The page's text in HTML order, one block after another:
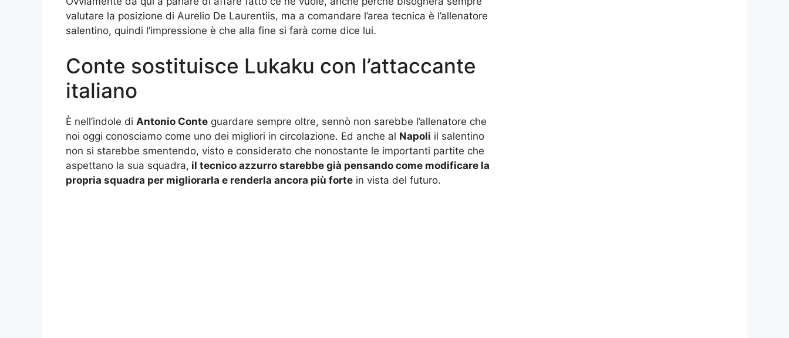
valutare la posizione di Aurelio De Laurentiis, ma a comandare l’area tecnica è l’allenatore
salentino, quindi l’impressione è che alla fine si farà come dice lui.
Conte sostituisce Lukaku con l’attaccante
italiano
È nell’indole di Antonio Conte guardare sempre oltre, sennò non sarebbe l’allenatore che
noi oggi conosciamo come uno dei migliori in circolazione. Ed anche al Napoli il salentino
non si starebbe smentendo, visto e considerato che nonostante le importanti partite che
aspettano la sua squadra, il tecnico azzurro starebbe già pensando come modificare la
propria squadra per migliorarla e renderla ancora più forte in vista del futuro.